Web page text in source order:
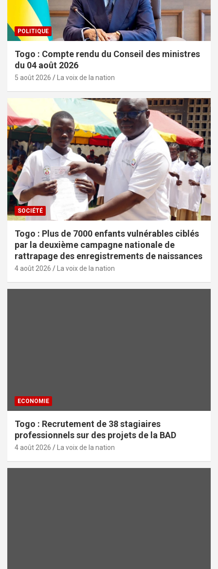
POLITIQUE
Togo : Compte rendu du Conseil des ministres
du 04 août 2026
5 août 2026 La voix de la nation
SOCIÉTÉ
Togo : Plus de 7000 enfants vulnérables ciblés
par la deuxième campagne nationale de
rattrapage des enregistrements de naissances
4 août 2026 La voix de la nation
ECONOMIE
Togo : Recrutement de 38 stagiaires
professionnels sur des projets de la BAD
4 août 2026 La voix de la nation